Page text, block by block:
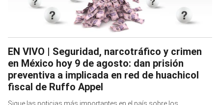
EN VIVO | Seguridad, narcotráfico y crimen
en México hoy 9 de agosto: dan prisión
preventiva a implicada en red de huachicol
fiscal de Ruffo Appel
Sigue las noticias más importantes en el país sobre los